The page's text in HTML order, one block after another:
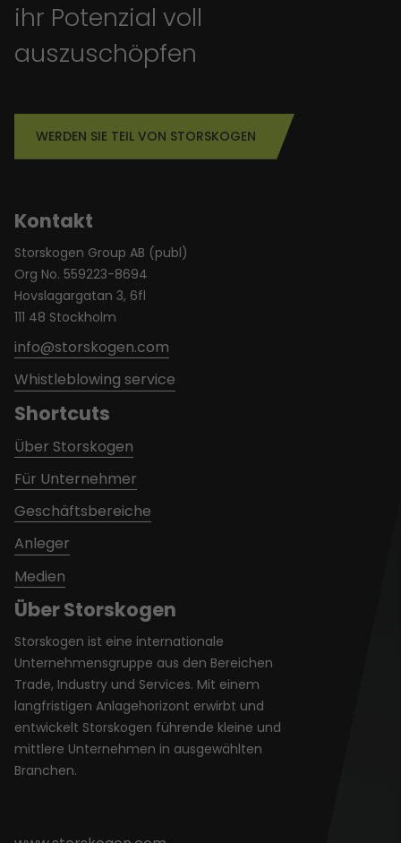
ihr Potenzial voll
auszuschöpfen
WERDEN SIE TEIL VON STORSKOGEN
Über Storskogen
Storskogen ist eine internationale
Unternehmensgruppe aus den Bereichen
Trade, Industry und Services. Mit einem
langfristigen Anlagehorizont erwirbt und
entwickelt Storskogen führende kleine und
mittlere Unternehmen in ausgewählten
Branchen.
Kontakt
Storskogen Group AB (publ)
Org No. 559223-8694
Hovslagargatan 3, 6fl
111 48 Stockholm
info@storskogen.com
Whistleblowing service
Shortcuts
Über Storskogen
Für Unternehmer
Geschäftsbereiche
Anleger
Medien